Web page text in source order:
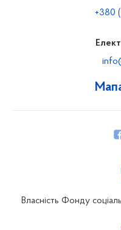
+380
Власність Фонду